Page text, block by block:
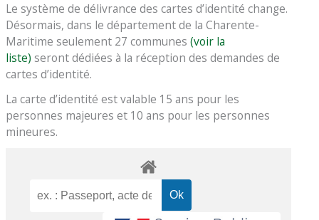
Le système de délivrance des cartes d’identité change.
Désormais, dans le département de la Charente-
Maritime seulement 27 communes(voir la
liste) seront dédiées à la réception des demandes de
cartes d’identité.
La carte d’identité est valable 15 ans pour les
personnes majeures et 10 ans pour les personnes
mineures.